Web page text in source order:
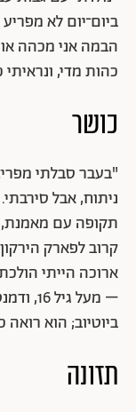
ביום־יום לא מפריע
הבמה אני מכהה
כהות מדי,
כושר
"בעבר סבלתי
ניתוח, אבל
תקופה עם מאמנת,
קרוב לפארק
ארוכה הייתי
– מעל
ביוטיוב; הוא רואה
תזונה